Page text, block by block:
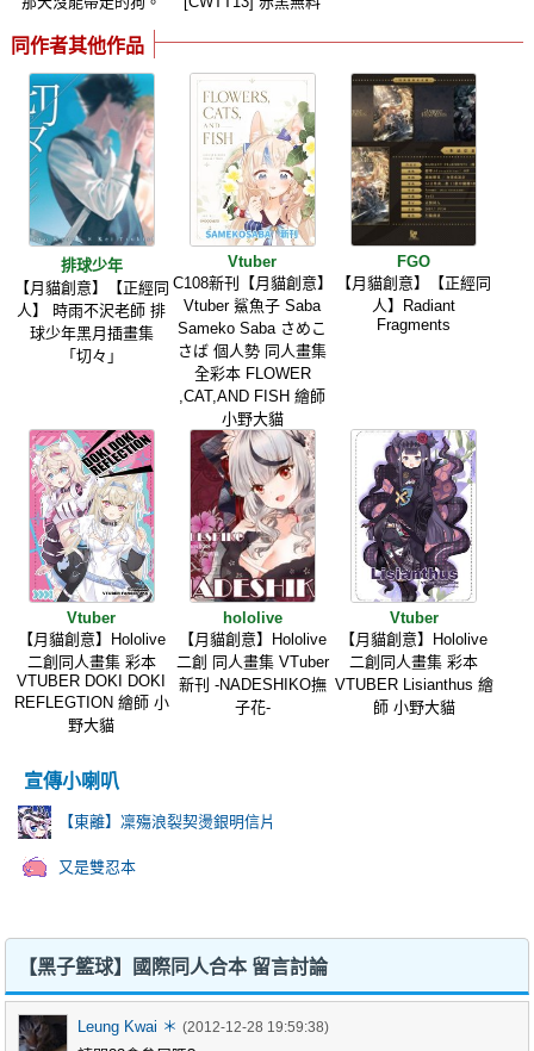
同作者其他作品
排球少年
【月貓創意】【正經同
人】 時雨不沢老師 排
球少年黑月插畫集
「切々」
Vtuber
C108新刊【月貓創意】
Vtuber 鯊魚子 Saba
Sameko Saba さめこ
さば 個人勢 同人畫集
全彩本 FLOWER
,CAT,AND FISH 繪師
小野大貓
FGO
【月貓創意】【正經同
人】Radiant
Fragments
Vtuber
【月貓創意】Hololive
二創同人畫集 彩本
VTUBER DOKI DOKI
REFLEGTION 繪師 小
野大貓
hololive
【月貓創意】Hololive
二創 同人畫集 VTuber
新刊 -NADESHIKO撫
子花-
Vtuber
【月貓創意】Hololive
二創同人畫集 彩本
VTUBER Lisianthus 繪
師 小野大貓
宣傳小喇叭
【東離】凜殤浪裂契燙銀明信片
又是雙忍本
【黑子籃球】國際同人合本 留言討論
Leung Kwai ＊ (2012-12-28 19:59:38)